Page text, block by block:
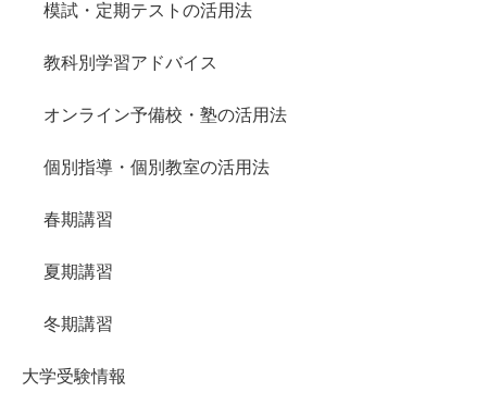
模試・定期テストの活用法
教科別学習アドバイス
オンライン予備校・塾の活用法
個別指導・個別教室の活用法
春期講習
夏期講習
冬期講習
大学受験情報